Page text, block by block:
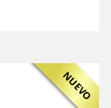
NUEVO